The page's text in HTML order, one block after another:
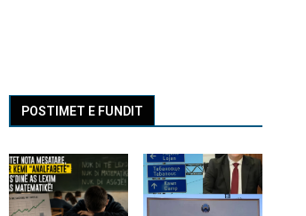
POSTIMET E FUNDIT